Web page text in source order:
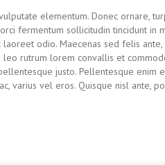
elementum. Donec ornare,
fermentum sollicitudin tincidunt in
odio. Maecenas sed felis ante,
rutrum lorem convallis et
justo. Pellentesque enim
varius vel eros. Quisque nisl ante,